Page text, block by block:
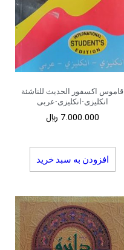
قاموس اکسفور الحدیث للناشئة
انکلیزی-انکلیزی-عربی
7.000.000 ﷼
افزودن به سبد خرید